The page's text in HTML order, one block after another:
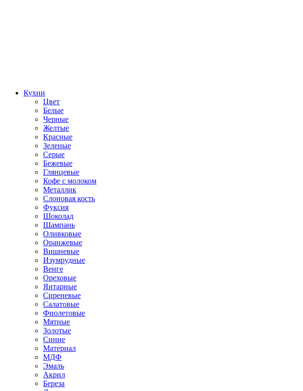
Кухни
Цвет
Белые
Черные
Желтые
Красные
Зеленые
Серые
Бежевые
Глянцевые
Кофе с молоком
Металлик
Слоновая кость
Фуксия
Шоколад
Шампань
Оливковые
Оранжевые
Вишневые
Изумрудные
Венге
Ореховые
Янтарные
Сиреневые
Салатовые
Фиолетовые
Мятные
Золотые
Синие
Материал
МДФ
Эмаль
Акрил
Береза